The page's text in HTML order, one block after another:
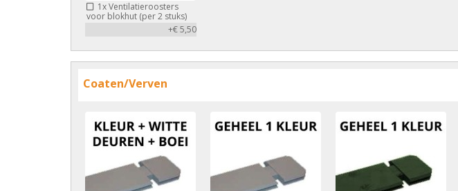
1xVentilatieroosters
voor blokhut (per 2 stuks)
+€ 5,50
Coaten/Verven